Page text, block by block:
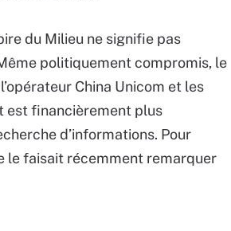
du Milieu ne signifie pas
politiquement compromis, le
China Unicom et les
est financièrement plus
d’informations. Pour
le faisait récemment remarquer